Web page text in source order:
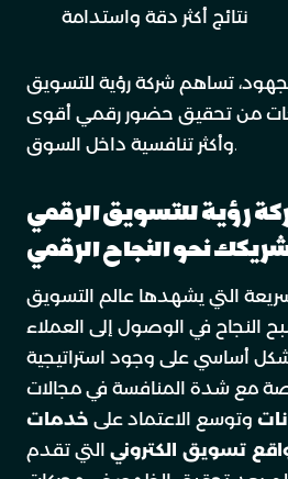
نتائج أكثر دقة واستدامة
تساهم شركة رؤية للتسويق
من تحقيق حضور رقمي أقوى
وأكثر تنافسية داخل السوق.
رؤية للتسويق الرقمي
نحو النجاح الرقمي
التي يشهدها عالم التسويق
النجاح في الوصول إلى العملاء
أساسي على وجود استراتيجية
مع شدة المنافسة في مجالات
وتوسع الاعتماد على خدمات
تسويق الكتروني التي تقدم